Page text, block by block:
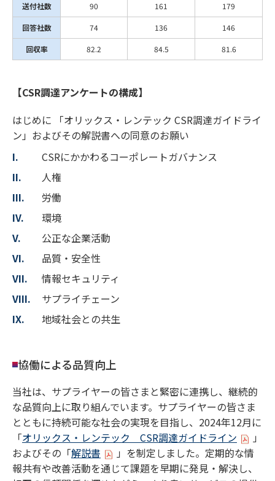
送付社数 90 161 179
回答社数 74 136 146
回収率 82.2 84.5 81.6
【CSR調達アンケートの構成】
はじめに 「オリックス・レンテック CSR調達ガイドライ
ン」およびその解説書への同意のお願い
CSRにかかわるコーポレートガバナンス
人権
労働
環境
公正な企業活動
品質・安全性
情報セキュリティ
サプライチェーン
地域社会との共生
協働による品質向上
当社は、サプライヤーの皆さまと緊密に連携し、継続的
な品質向上に取り組んでいます。サプライヤーの皆さま
とともに持続可能な社会の実現を目指し、2024年12月に
「オリックス・レンテック CSR調達ガイドライン
」
およびその「解説書
」を制定しました。定期的な情
報共有や改善活動を通じて課題を早期に発見・解決し、